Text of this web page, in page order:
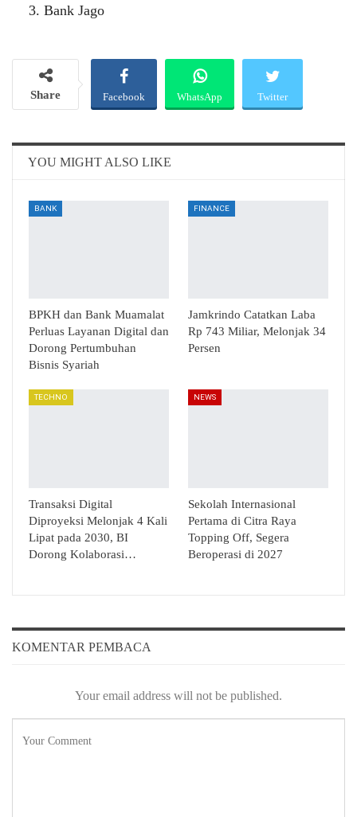
Bank Jago
Share Facebook WhatsApp Twitter
Email
YOU MIGHT ALSO LIKE
BANK
BPKH dan Bank Muamalat
Perluas Layanan Digital dan
Dorong Pertumbuhan
Bisnis Syariah
FINANCE
Jamkrindo Catatkan Laba
Rp 743 Miliar, Melonjak 34
Persen
TECHNO
Transaksi Digital
Diproyeksi Melonjak 4 Kali
Lipat pada 2030, BI
Dorong Kolaborasi…
NEWS
Sekolah Internasional
Pertama di Citra Raya
Topping Off, Segera
Beroperasi di 2027
KOMENTAR PEMBACA
Your email address will not be published.